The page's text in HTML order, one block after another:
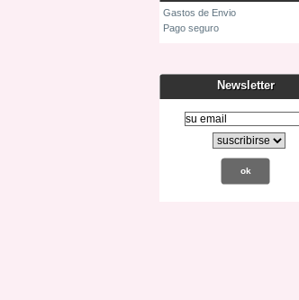
Gastos de Envio
Pago seguro
Newsletter